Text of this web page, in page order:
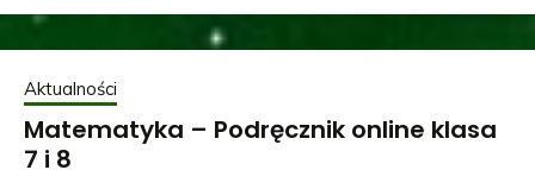
Aktualności
Matematyka – Podręcznik online klasa
7 i 8